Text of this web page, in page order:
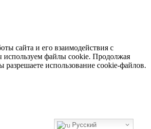
Русский
сайта и его взаимодействия с
используем файлы cookie. Продолжая
разрешаете использование cookie-файлов.